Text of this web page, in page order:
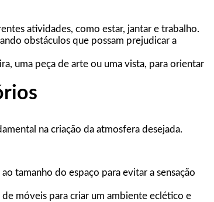
atividades, como estar, jantar e trabalho.
obstáculos que possam prejudicar a
uma peça de arte ou uma vista, para orientar
na criação da atmosfera desejada.
tamanho do espaço para evitar a sensação
móveis para criar um ambiente eclético e